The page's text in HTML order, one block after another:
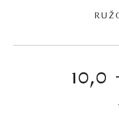
10,0